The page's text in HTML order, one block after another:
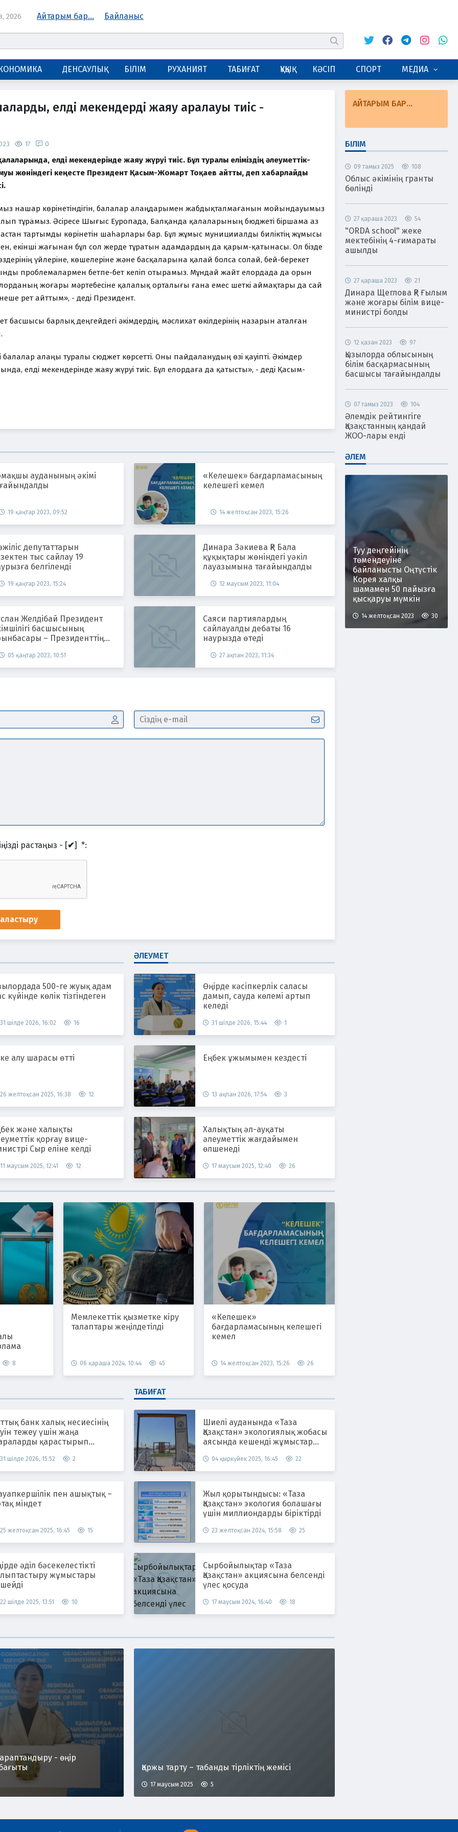
2026 Айтарым бар... Байланыс
табу
ДЕНСАУЛЫҚ БІЛІМ РУХАНИЯТ ТАБИҒАТ ҚҰҚЫҚ КӘСІП СПОРТ МЕДИА
елді мекендерді жаяу аралауы тиіс -
17 0
қалаларында, елді мекендерінде жаяу жүруі тиіс. Бұл туралы еліміздің әлеуметтік-
жөніндегі кеңесте Президент Қасым-Жомарт Тоқаев айтты, деп хабарлайды
нашар көрінетіндігін, балалар алаңдарымен жабдықталмағанын мойындауымыз
тұрамыз. Әсіресе Шығыс Еуропада, Балқанда қалаларының бюджеті біршама аз
тартымды көрінетін шаһарлары бар. Бұл жұмыс муницииалды биліктің жұмысы
екінші жағынан бұл сол жерде тұратын адамдардың да қарым-қатынасы. Ол бізде
үйлеріне, көшелеріне және басқаларына қалай болса солай, бей-берекет
проблемалармен бетпе-бет келіп отырамыз. Мұндай жайт елордада да орын
жоғары мәртебесіне қалалық орталығы ғана емес шеткі аймақтары да сай
рет айттым», - деді Президент.
басшысы барлық деңгейдегі әкімдердің, мәслихат өкілдерінің назарын аталған
балалар алаңы туралы сюджет көрсетті. Оны пайдаланудың өзі қауіпті. Әкімдер
елді мекендерінде жаяу жүруі тиіс. Бұл елордаға да қатысты», - деді Қасым-
ауданының әкімі
19 қаңтар 2023, 09:52
«Келешек» бағдарламасының
келешегі кемел
14 желтоқсан 2023, 15:26
депутаттарын
тыс сайлау 19
белгіленді
19 қаңтар 2023, 15:24
Динара Зәкиева ҚР Бала
құқықтары жөніндегі уәкіл
лауазымына тағайындалды
12 маусым 2023, 11:04
Желдібай Президент
басшысының
– Президенттің
05 қаңтар 2023, 10:51
Саяси партиялардың
сайлауалды дебаты 16
наурызда өтеді
27 ақпан 2023, 11:34
растаңыз - [✔] *:
500-ге жуық адам
күйінде көлік тізгіндеген
31 шілде 2026, 16:02 16
алу шарасы өтті
26 желтоқсан 2025, 16:38 12
және халықты
қорғау вице-
Сыр еліне келді
11 маусым 2025, 12:41 12
ӘЛЕУМЕТ
Өңірде кәсіпкерлік саласы
дамып, сауда көлемі артып
келеді
31 шілде 2026, 15:44 1
Еңбек ұжымымен кездесті
13 ақпан 2026, 17:54 3
Халықтың әл-ауқаты
әлеуметтік жағдайымен
өлшенеді
17 маусым 2025, 12:40 26
8
Мемлекеттік қызметке кіру
талаптары жеңілдетілді
06 қараша 2024, 10:44 45
«Келешек»
бағдарламасының келешегі
кемел
14 желтоқсан 2023, 15:26 26
банк халық несиесінің
тежеу үшін жаңа
қарастырып
31 шілде 2026, 15:52 2
пен ашықтық –
міндет
25 желтоқсан 2025, 16:45 15
әділ бәсекелестікті
жұмыстары
22 шілде 2025, 13:51 10
ТАБИҒАТ
Шиелі ауданында «Таза
Қазақстан» экологиялық жобасы
аясында кешенді жұмыстар
04 қыркүйек 2025, 16:45 22
Жыл қорытындысы: «Таза
Қазақстан» экология болашағы
үшін миллиондарды біріктірді
23 желтоқсан 2024, 15:58 25
Сырбойылықтар «Таза
Қазақстан» акциясына белсенді
үлес қосуда
17 маусым 2024, 16:40 18
- өңір
Қаржы тарту – табанды тірліктің жемісі
17 маусым 2025 5
АЙТАРЫМ БАР...
БІЛІМ
09 тамыз 2025 108
Облыс әкімінің гранты
бөлінді
27 қараша 2023 54
"ORDA school" жеке
мектебінің 4-ғимараты
ашылды
27 қараша 2023 21
Динара Щеглова ҚР Ғылым
және жоғары білім вице-
министрі болды
12 қазан 2023 97
Қызылорда облысының
білім басқармасының
басшысы тағайындалды
07 тамыз 2023 104
Әлемдік рейтингіге
Қазақстанның қандай
ЖОО-лары енді
ӘЛЕМ
Туу деңгейінің
төмендеуіне
байланысты Оңтүстік
Корея халқы
шамамен 50 пайызға
қысқаруы мүмкін
14 желтоқсан 2023 30